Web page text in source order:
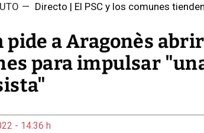
— Directo | El PSC y los comunes
pide a Aragonès
para impulsar
- 14:36 h